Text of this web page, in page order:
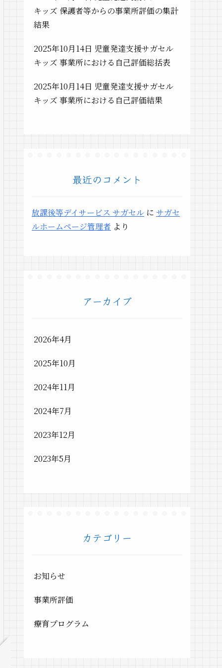
キッズ 保護者等からの事業所評価の集計
結果
2025年10月14日 児童発達支援サガセル
キッズ 事業所における自己評価総括表
2025年10月14日 児童発達支援サガセル
キッズ 事業所における自己評価結果
最近のコメント
放課後等デイサービス サガセル に サガセ
ルホームページ管理者 より
アーカイブ
2026年4月
2025年10月
2024年11月
2024年7月
2023年12月
2023年5月
カテゴリー
お知らせ
事業所評価
療育プログラム